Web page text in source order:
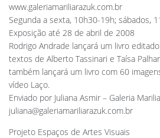
www.galeriamariliarazuk.com.br
Segunda a sexta, 10h30-19h; sábados,
Exposição até 28 de abril de 2008
Rodrigo Andrade lançará um livro
textos de Alberto Tassinari e Taísa
também lançará um livro com 60
vídeo Laço.
Enviado por Juliana Asmir – Galeria
juliana@galeriamariliarazuk.com.br
Projeto Espaços de Artes Visuais